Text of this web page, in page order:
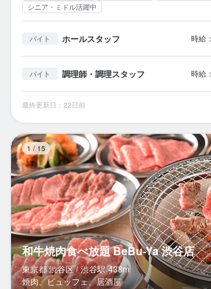
シニア・ミドル活躍中
バイト ホールスタッフ 時給：
バイト 調理師・調理スタッフ 時給：
最終更新日：22日前
1 / 15
和牛焼肉食べ放題 BeBu-Ya 渋谷店
東京都 渋谷区 / 渋谷駅 438m
焼肉、ビュッフェ、居酒屋